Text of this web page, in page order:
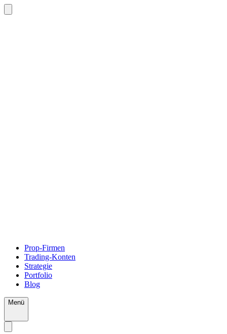
Prop-Firmen
Trading-Konten
Strategie
Portfolio
Blog
Menü